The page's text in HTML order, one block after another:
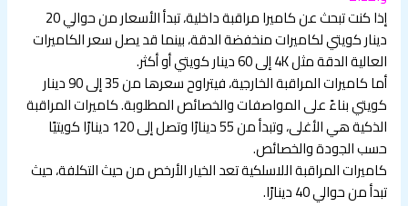
إذا كنت تبحث عن كاميرا مراقبة داخلية، تبدأ الأسعار من حوالي 20
دينار كويتي لكاميرات منخفضة الدقة، بينما قد يصل سعر الكاميرات
العالية الدقة مثل 4K إلى 60 دينار كويتي أو أكثر.
أما كاميرات المراقبة الخارجية، فيتراوح سعرها من 35 إلى 90 دينار
كويتي بناءً على المواصفات والخصائص المطلوبة. كاميرات المراقبة
الذكية هي الأغلى، وتبدأ من 55 دينارًا وتصل إلى 120 دينارًا كويتيًا
حسب الجودة والخصائص.
كاميرات المراقبة اللاسلكية تعد الخيار الأرخص من حيث التكلفة، حيث
تبدأ من حوالي 40 دينارًا.